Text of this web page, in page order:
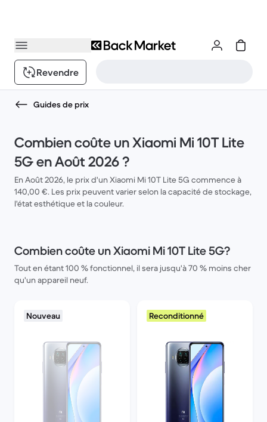
Revendre
Guides de prix
Combien coûte un Xiaomi Mi 10T Lite
5G en Août 2026 ?
En Août 2026, le prix d'un Xiaomi Mi 10T Lite 5G commence à
140,00 €. Les prix peuvent varier selon la capacité de stockage,
l'état esthétique et la couleur.
Combien coûte un Xiaomi Mi 10T Lite 5G?
Tout en étant 100 % fonctionnel, il sera jusqu'à 70 % moins cher
qu'un appareil neuf.
Nouveau Reconditionné